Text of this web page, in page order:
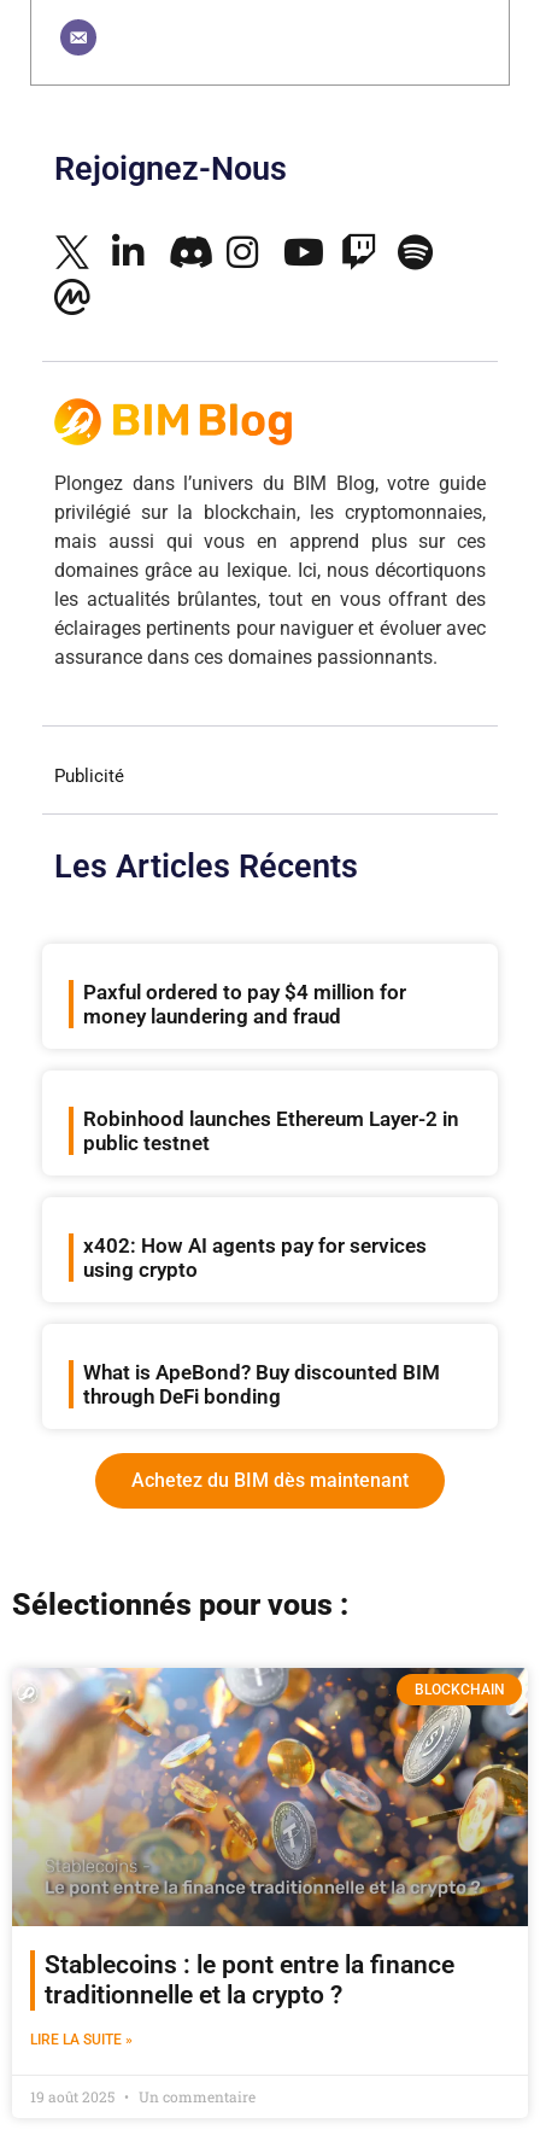
Rejoignez-Nous
Plongez dans l’univers du BIM Blog, votre guide
privilégié sur la blockchain, les cryptomonnaies,
mais aussi qui vous en apprend plus sur ces
domaines grâce au lexique. Ici, nous décortiquons
les actualités brûlantes, tout en vous offrant des
éclairages pertinents pour naviguer et évoluer avec
assurance dans ces domaines passionnants.
Publicité
Les Articles Récents
Paxful ordered to pay $4 million for
money laundering and fraud
Robinhood launches Ethereum Layer-2 in
public testnet
x402: How AI agents pay for services
using crypto
What is ApeBond? Buy discounted BIM
through DeFi bonding
Achetez du BIM dès maintenant
Sélectionnés pour vous :
BLOCKCHAIN
Stablecoins : le pont entre la finance
traditionnelle et la crypto ?
LIRE LA SUITE »
19 août 2025 Un commentaire